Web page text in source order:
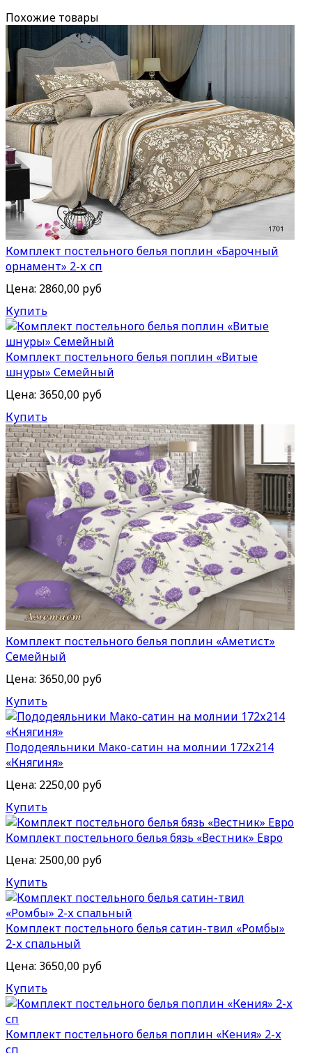
Похожие товары
Комплект постельного белья поплин «Барочный
орнамент» 2-х сп
Цена: 2860,00 руб
Купить
Комплект постельного белья поплин «Витые
шнуры» Семейный
Цена: 3650,00 руб
Купить
Комплект постельного белья поплин «Аметист»
Семейный
Цена: 3650,00 руб
Купить
Пододеяльники Мако-сатин на молнии 172х214
«Княгиня»
Цена: 2250,00 руб
Купить
Комплект постельного белья бязь «Вестник» Евро
Цена: 2500,00 руб
Купить
Комплект постельного белья сатин-твил «Ромбы»
2-х спальный
Цена: 3650,00 руб
Купить
Комплект постельного белья поплин «Кения» 2-х
сп